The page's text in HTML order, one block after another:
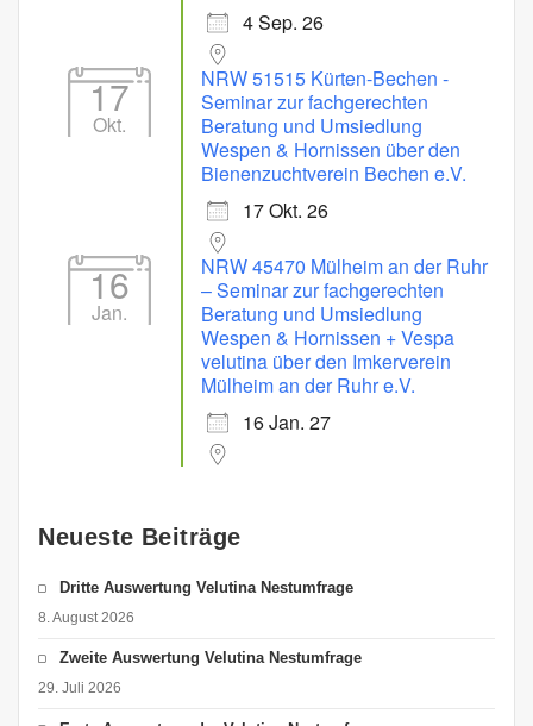
4 Sep. 26
17
Okt.
NRW 51515 Kürten-Bechen -
Seminar zur fachgerechten
Beratung und Umsiedlung
Wespen & Hornissen über den
Bienenzuchtverein Bechen e.V.
17 Okt. 26
16
Jan.
NRW 45470 Mülheim an der Ruhr
– Seminar zur fachgerechten
Beratung und Umsiedlung
Wespen & Hornissen + Vespa
velutina über den Imkerverein
Mülheim an der Ruhr e.V.
16 Jan. 27
Neueste Beiträge
Dritte Auswertung Velutina Nestumfrage
8. August 2026
Zweite Auswertung Velutina Nestumfrage
29. Juli 2026